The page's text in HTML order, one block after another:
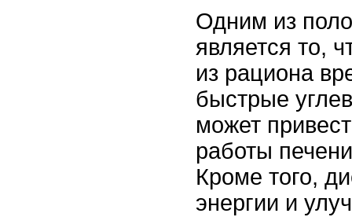
Одним из
является то,
из рациона
быстрые
может
работы
Кроме того,
энергии и